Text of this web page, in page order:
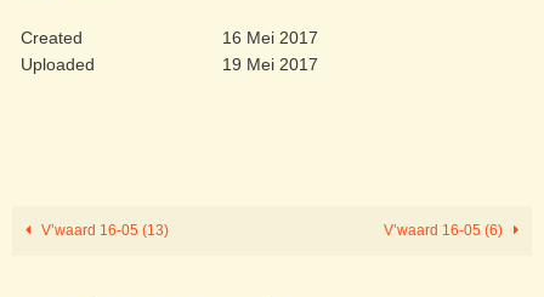
Created
16 Mei 2017
Uploaded
19 Mei 2017
V’waard 16-05 (13) V’waard 16-05 (6)